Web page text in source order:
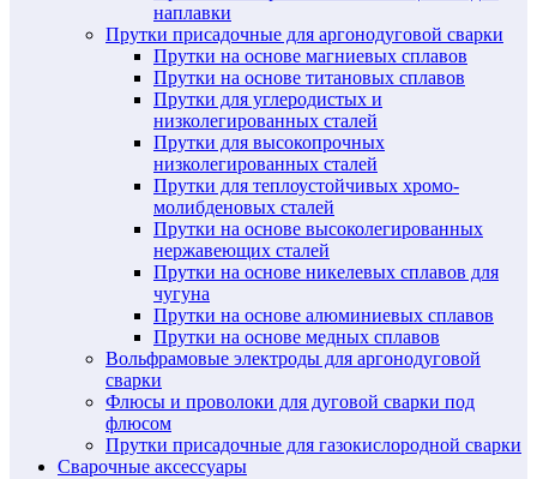
наплавки
Прутки присадочные для аргонодуговой сварки
Прутки на основе магниевых сплавов
Прутки на основе титановых сплавов
Прутки для углеродистых и
низколегированных сталей
Прутки для высокопрочных
низколегированных сталей
Прутки для теплоустойчивых хромо-
молибденовых сталей
Прутки на основе высоколегированных
нержавеющих сталей
Прутки на основе никелевых сплавов для
чугуна
Прутки на основе алюминиевых сплавов
Прутки на основе медных сплавов
Вольфрамовые электроды для аргонодуговой
сварки
Флюсы и проволоки для дуговой сварки под
флюсом
Прутки присадочные для газокислородной сварки
Сварочные аксессуары